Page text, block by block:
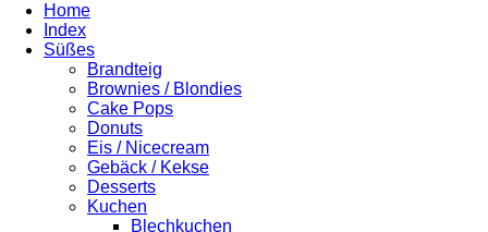
Home
Index
Süßes
Brandteig
Brownies / Blondies
Cake Pops
Donuts
Eis / Nicecream
Gebäck / Kekse
Desserts
Kuchen
Blechkuchen